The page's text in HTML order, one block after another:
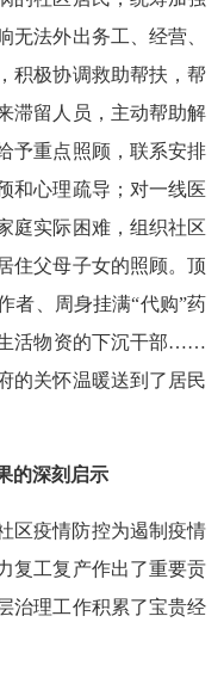
无法外出务工、经营、
积极协调救助帮扶，帮
滞留人员，主动帮助解
予重点照顾，联系安排
和心理疏导；对一线医
庭实际困难，组织社区
住父母子女的照顾。顶
者、周身挂满“代购”药
活物资的下沉干部……
的关怀温暖送到了居民
的深刻启示
区疫情防控为遏制疫情
复工复产作出了重要贡
治理工作积累了宝贵经